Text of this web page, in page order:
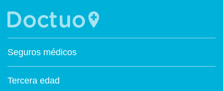
Seguros médicos
Tercera edad